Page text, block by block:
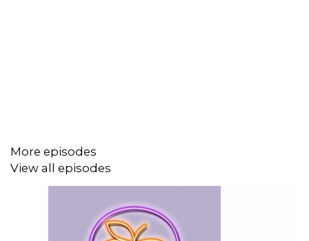
More episodes
View all episodes